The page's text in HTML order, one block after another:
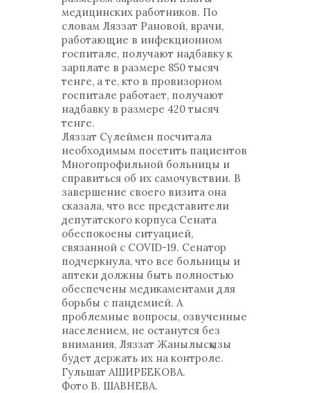
медицинских работников. По
словам Ляззат Рановой, врачи,
работающие в инфекционном
госпитале, получают надбавку к
зарплате в размере 850 тысяч
тенге, а те, кто в провизорном
госпитале работает, получают
надбавку в размере 420 тысяч
тенге.
Ляззат Сүлеймен посчитала
необходимым посетить пациентов
Многопрофильной больницы и
справиться об их самочувствии. В
завершение своего визита она
сказала, что все представители
депутатского корпуса Сената
обеспокоены ситуацией,
связанной с COVID-19. Сенатор
подчеркнула, что все больницы и
аптеки должны быть полностью
обеспечены медикаментами для
борьбы с пандемией. А
проблемные вопросы, озвученные
населением, не останутся без
внимания, Ляззат Жанылысқызы
будет держать их на контроле.
Гульшат АШИРБЕКОВА.
Фото В. ШАВНЕВА.